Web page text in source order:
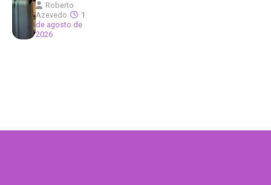
Roberto
Azevedo
1
de agosto de
2026